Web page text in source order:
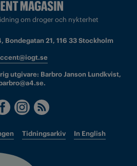
om droger och nykterhet
Bondegatan 21, 116 33 Stockholm
utgivare: Barbro Janson Lundkvist,
Tidningsarkiv In English